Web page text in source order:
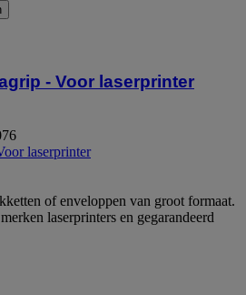
- Voor laserprinter
laserprinter
of enveloppen van groot formaat.
laserprinters en gegarandeerd